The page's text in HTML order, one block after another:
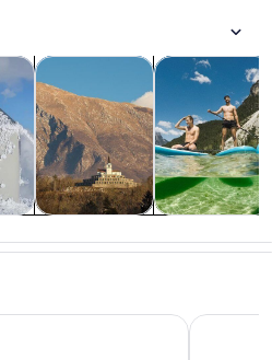
标签页中打开
旅
私人和定制之旅在新标签页中
水上活动 在新
大的滑索公园 普雷迪尔